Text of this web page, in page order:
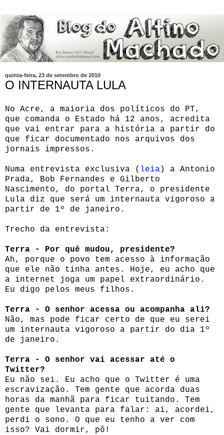
quinta-feira, 23 de setembro de 2010
O INTERNAUTA LULA
No Acre, a maioria dos políticos do PT,
que comanda o Estado há 12 anos, acredita
que vai entrar para a história a partir do
que ficar documentado nos arquivos dos
jornais impressos.
Numa entrevista exclusiva ( leia ) a Antonio
Prada, Bob Fernandes e Gilberto
Nascimento, do portal Terra, o presidente
Lula diz que será um internauta vigoroso a
partir de 1º de janeiro.
Trecho da entrevista:
Terra - Por quê mudou, presidente?
Ah, porque o povo tem acesso à informação
que ele não tinha antes. Hoje, eu acho que
a internet joga um papel extraordinário.
Eu digo pelos meus filhos.
Terra - O senhor acessa ou acompanha ali?
Não, mas pode ficar certo de que eu serei
um internauta vigoroso a partir do dia 1º
de janeiro.
Terra - O senhor vai acessar até o
Twitter?
Eu não sei. Eu acho que o Twitter é uma
escravização. Tem gente que acorda duas
horas da manhã para ficar tuitando. Tem
gente que levanta para falar: ai, acordei,
perdi o sono. O que eu tenho a ver com
isso? Vai dormir, pô!